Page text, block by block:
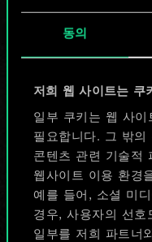
동의
저희 웹 사이트는 쿠
일부 쿠키는 웹 사이
필요합니다. 그 밖의
콘텐츠 관련 기술적
웹사이트 이용 환경
예를 들어, 소셜 미
경우, 사용자의 선호
일부를 저희 파트너
카드
무
가능
있
덱 이름 짓